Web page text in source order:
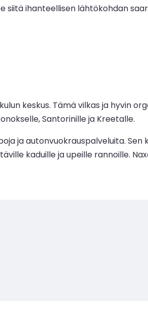
siitä ihanteellisen lähtökohdan
keskus. Tämä vilkas ja hyvin
Santorinille ja Kreetalle.
ja autonvuokrauspalveluita. Sen
kaduille ja upeille rannoille.